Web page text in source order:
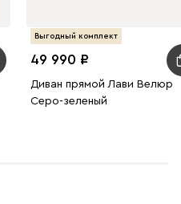
Выгодный комплект
49 990
Диван прямой Лави Велюр
Серо-зеленый